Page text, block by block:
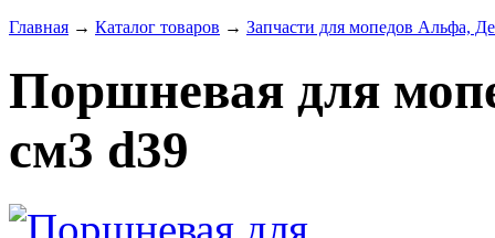
Главная → Каталог товаров → Запчасти для мопедов Альфа,
Поршневая для
см3 d39